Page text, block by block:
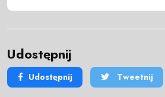
Udostępnij
Udostępnij Tweetnij